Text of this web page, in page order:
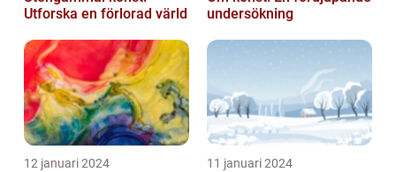
Utforska en förlorad värld
undersökning
12 januari 2024 11 januari 2024